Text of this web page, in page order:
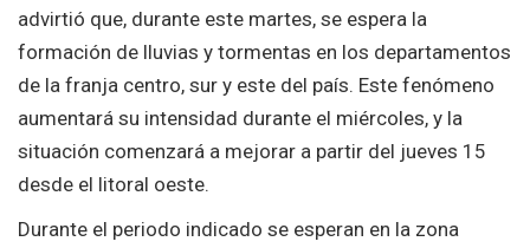
advirtió que, durante este martes, se espera la
formación de lluvias y tormentas en los departamentos
de la franja centro, sur y este del país. Este fenómeno
aumentará su intensidad durante el miércoles, y la
situación comenzará a mejorar a partir del jueves 15
desde el litoral oeste.
Durante el periodo indicado se esperan en la zona